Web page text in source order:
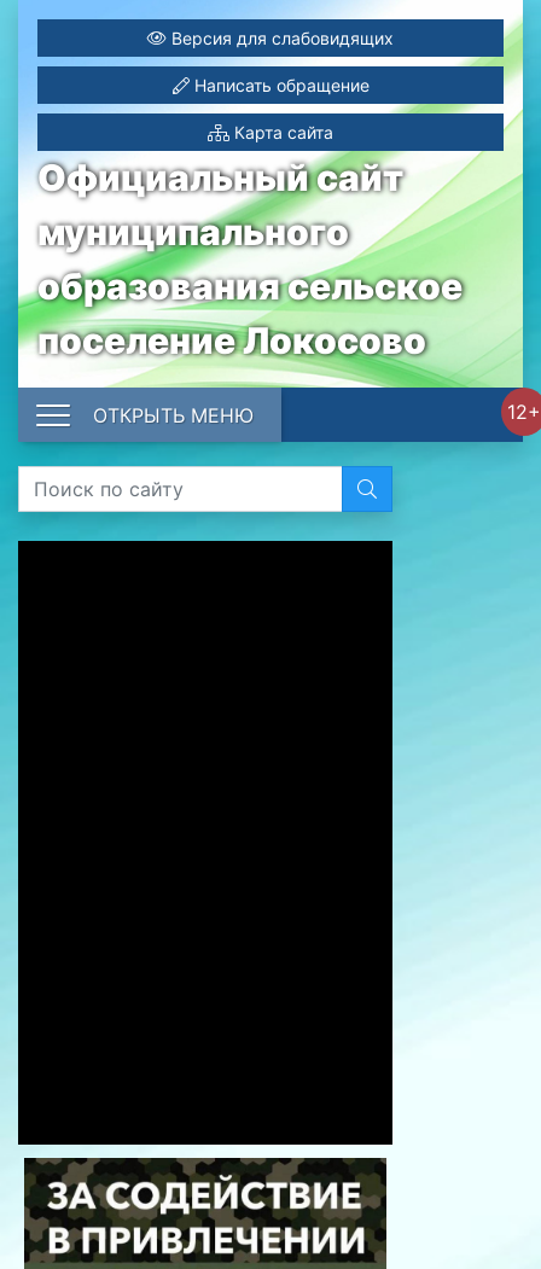
Официальный сайт
муниципального
образования сельское
поселение Локосово
Версия для слабовидящих
Написать обращение
Карта сайта
12+
ОТКРЫТЬ МЕНЮ